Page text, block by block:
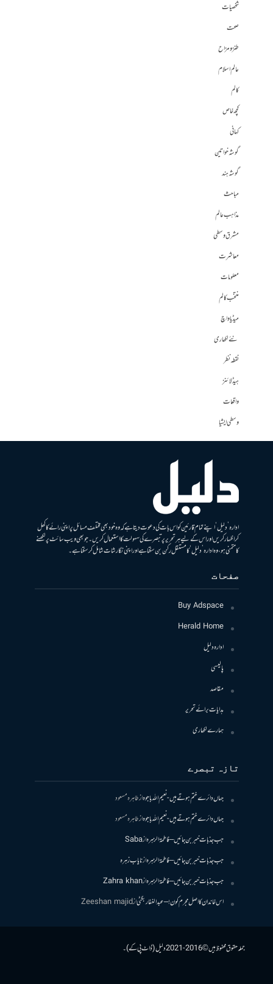
شخصیات
صحت
طنز و مزاح
عالم اسلام
کالم
کچھ خاص
کہانی
گوشہ خواتین
گوشہ ہند
مباحث
مذاہب عالم
مشرق وسطی
معاشرت
معلومات
منتخب کالم
میڈیا واچ
نئے لکھاری
نقطہ نظر
ہیڈلائنز
واقعات
وسطی ایشیا
ادارہ ’دلیل‘ اپنے تمام قارئین کو اس بات کی دعوت دیتا ہے کہ وہ خود بھی مختلف مسائل پر اپنی رائے کا کھل
کر اظہار کریں اور اس کے لیے ہر تحریر پر تبصرے کی سہولت کا استعمال کریں۔ جو بھی ویب سائٹ پر لکھنے
کا متمنی ہو، وہ ادارہ ’دلیل‘ کا مستقل رکن بن سکتا ہے اور اپنی نگارشات شامل کرسکتا ہے۔
صفحات
Buy Adspace
Herald Home
ادارہ دلیل
پالیسی
مقاصد
ہدایات برائے تحریر
ہمارے لکھاری
تازہ تبصرے
جہاں دائرے ختم ہوتے ہیں- نعیم اللہ باجوہازطاہرہ مسعود
جہاں دائرے ختم ہوتے ہیں- نعیم اللہ باجوہازطاہرہ مسعود
جب جذبات خبر بن جائیں – فاطمۃالزہرہازSaba
جب جذبات خبر بن جائیں – فاطمۃالزہرہازنایاب زہرہ
جب جذبات خبر بن جائیں – فاطمۃالزہرہازZahra khan
اس خاندان کا اصل مجرم کون! – عبدالغفار بگٹیازZeeshan majid
جملہ حقوق محفوظ ہیں © 2016-2021 دلیل (ڈاٹ پی کے)۔